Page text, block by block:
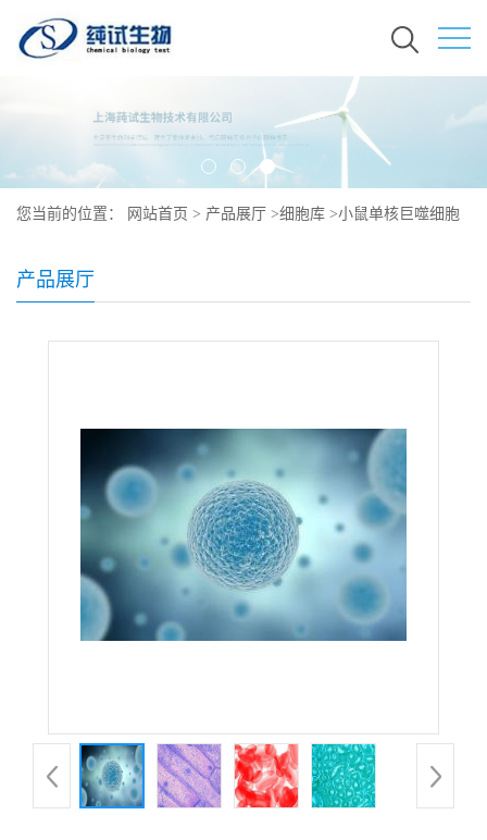
您当前的位置： 网站首页 > 产品展厅 >细胞库 >小鼠单核巨噬细胞
产品展厅